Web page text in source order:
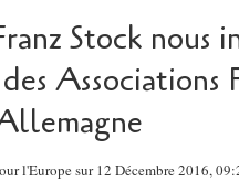
Stock nous
Associations
l'Europe sur 12 Décembre 2016,